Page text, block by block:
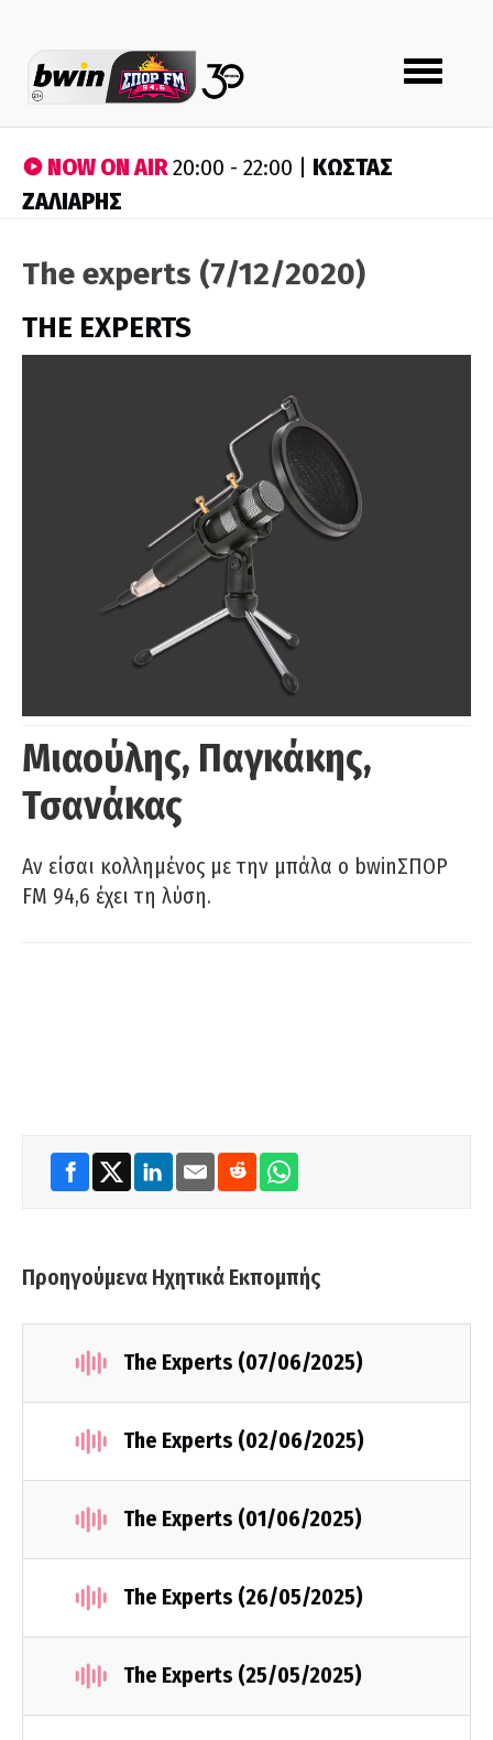
Toggle
navigation
NOW ON AIR20:00 - 22:00 | ΚΩΣΤΑΣ
ΖΑΛΙΑΡΗΣ
The experts (7/12/2020)
THE EXPERTS
Μιαούλης, Παγκάκης,
Τσανάκας
Αν είσαι κολλημένος με την μπάλα ο bwinΣΠΟΡ
FM 94,6 έχει τη λύση.
Προηγούμενα Ηχητικά Εκπομπής
The Experts (07/06/2025)
The Experts (02/06/2025)
The Experts (01/06/2025)
The Experts (26/05/2025)
The Experts (25/05/2025)